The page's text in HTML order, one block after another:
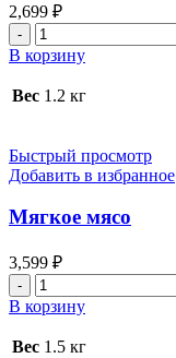
2,699 ₽
Количество
товара
Ассорти
из
В корзину
Вес 1.2 кг
Быстрый просмотр
Добавить в избранное
Мягкое мясо
3,599 ₽
Количество
товара
Мягкое
мясо
В корзину
Вес 1.5 кг